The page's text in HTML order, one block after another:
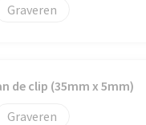
Graveren
de clip (35mm x 5mm)
Graveren